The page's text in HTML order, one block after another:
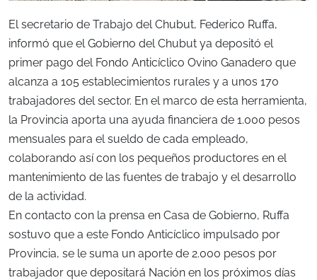
El secretario de Trabajo del Chubut, Federico Ruffa,
informó que el Gobierno del Chubut ya depositó el
primer pago del Fondo Anticíclico Ovino Ganadero que
alcanza a 105 establecimientos rurales y a unos 170
trabajadores del sector. En el marco de esta herramienta,
la Provincia aporta una ayuda financiera de 1.000 pesos
mensuales para el sueldo de cada empleado,
colaborando así con los pequeños productores en el
mantenimiento de las fuentes de trabajo y el desarrollo
de la actividad.
En contacto con la prensa en Casa de Gobierno, Ruffa
sostuvo que a este Fondo Anticíclico impulsado por
Provincia, se le suma un aporte de 2.000 pesos por
trabajador que depositará Nación en los próximos días